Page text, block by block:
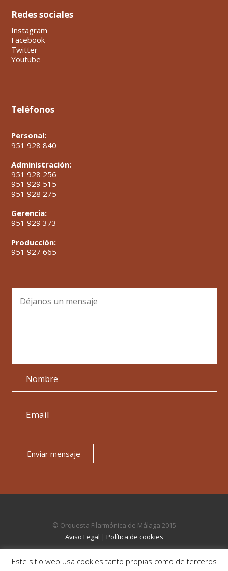
Redes sociales
Instagram
Facebook
Twitter
Youtube
Teléfonos
Personal:
951 928 840
Administración:
951 928 256
951 929 515
951 928 275
Gerencia:
951 929 373
Producción:
951 927 665
Enviar mensaje
© Orquesta Filarmónica de Málaga 2015
Aviso Legal | Política de cookies
Este sitio web usa cookies tanto propias como de terceros